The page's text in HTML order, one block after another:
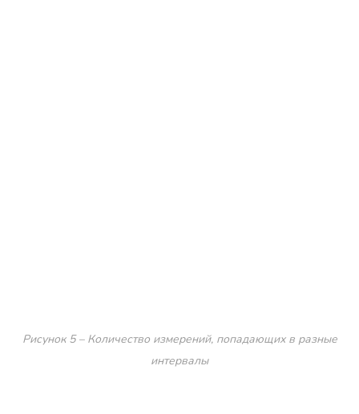
Рисунок 5 – Количество измерений, попадающих в разные
интервалы